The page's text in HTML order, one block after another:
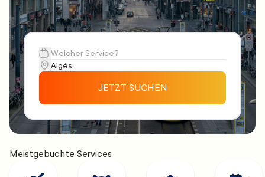
JETZT SUCHEN
Meistgebuchte Services